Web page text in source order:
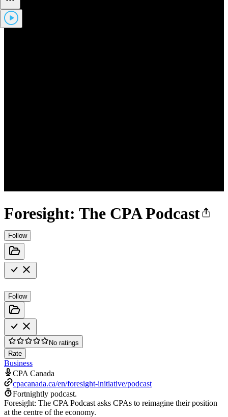
Foresight: The CPA Podcast
Follow
Follow
No ratings
Rate
Business
CPA Canada
cpacanada.ca/en/foresight-initiative/podcast
Fortnightly podcast.
Foresight: The CPA Podcast asks CPAs to reimagine their position
at the centre of the economy.